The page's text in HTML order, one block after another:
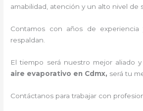
amabilidad, atención y un alto nivel de
Contamos con años de
respaldan.
El tiempo será nuestro mejor aliado
aire evaporativo en Cdmx, será tu
Contáctanos para trabajar con